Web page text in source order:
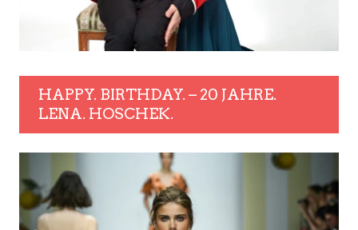
HAPPY. BIRTHDAY. – 20 JAHRE.
LENA. HOSCHEK.